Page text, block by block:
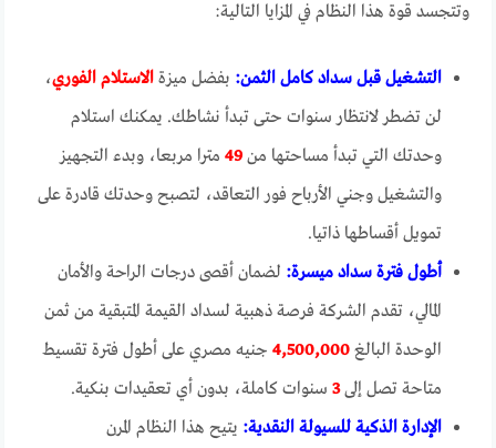
وتتجسد قوة هذا النظام في المزايا التالية:
التشغيل قبل سداد كامل الثمن: بفضل ميزةالاستلام الفوري،
لن تضطر لانتظار سنوات حتى تبدأ نشاطك. يمكنك استلام
وحدتك التي تبدأ مساحتها من49 مترا مربعا، وبدء التجهيز
والتشغيل وجني الأرباح فور التعاقد، لتصبح وحدتك قادرة على
تمويل أقساطها ذاتيا.
أطول فترة سداد ميسرة: لضمان أقصى درجات الراحة والأمان
المالي، تقدم الشركة فرصة ذهبية لسداد القيمة المتبقية من ثمن
الوحدة البالغ4,500,000 جنيه مصري على أطول فترة تقسيط
متاحة تصل إلى3 سنوات كاملة، بدون أي تعقيدات بنكية.
الإدارة الذكية للسيولة النقدية: يتيح هذا النظام المرن